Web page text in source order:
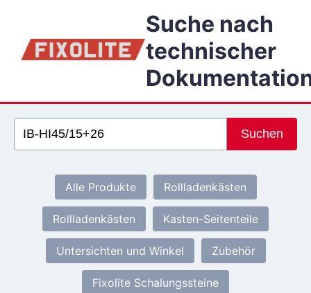
Suche nach
technischer
Suchen
Alle Produkte Rollladenkästen
Rollladenkästen Kasten-Seitenteile
Untersichten und Winkel Zubehör
Fixolite Schalungssteine